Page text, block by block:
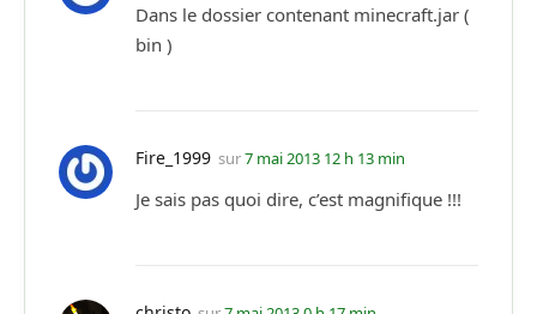
Dans le dossier contenant minecraft.jar (
bin )
Fire_1999 sur7 mai 2013 12 h 13 min
Je sais pas quoi dire, c’est magnifique !!!